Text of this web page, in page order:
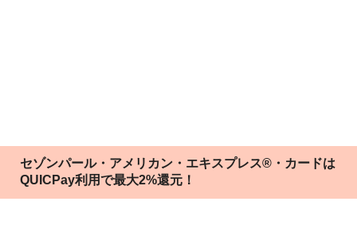
セゾンパール・アメリカン・エキスプレス®・カードは
QUICPay利用で最大2%還元！